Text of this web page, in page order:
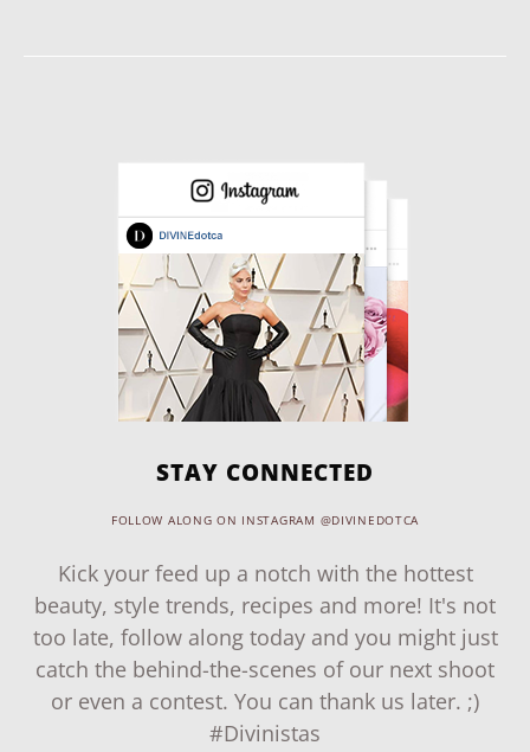
STAY CONNECTED
FOLLOW ALONG ON INSTAGRAM @DIVINEDOTCA
Kick your feed up a notch with the hottest
beauty, style trends, recipes and more! It's not
too late, follow along today and you might just
catch the behind-the-scenes of our next shoot
or even a contest. You can thank us later. ;)
#Divinistas